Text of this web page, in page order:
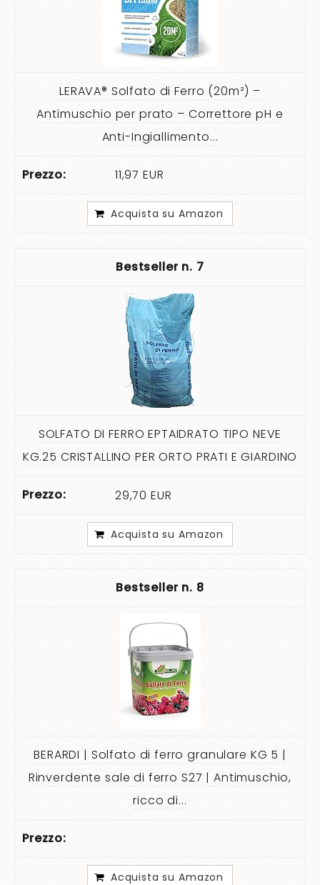
LERAVA® Solfato di Ferro (20m²) –
Antimuschio per prato – Correttore pH e
Anti-Ingiallimento...
11,97 EUR
Acquista su Amazon
7
SOLFATO DI FERRO EPTAIDRATO TIPO NEVE
KG.25 CRISTALLINO PER ORTO PRATI E GIARDINO
29,70 EUR
Acquista su Amazon
8
BERARDI | Solfato di ferro granulare KG 5 |
Rinverdente sale di ferro S27 | Antimuschio,
ricco di...
Acquista su Amazon